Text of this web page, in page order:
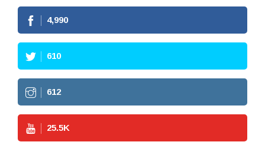
4,990
610
612
25.5K